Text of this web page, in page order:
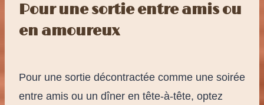
Pour une sortie entre amis ou
en amoureux
Pour une sortie décontractée comme une soirée
entre amis ou un dîner en tête-à-tête, optez